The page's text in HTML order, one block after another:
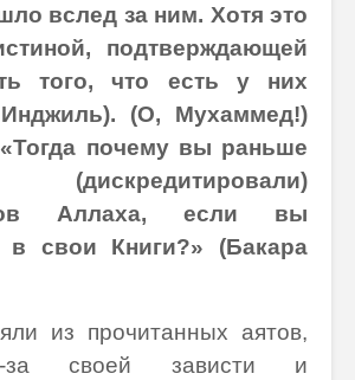
вслед за ним. Хотя это
подтверждающей
того, что есть у них
(О, Мухаммед!)
почему вы раньше
Аллаха, если вы
в свои Книги?» (Бакара
из прочитанных аятов,
за своей зависти и